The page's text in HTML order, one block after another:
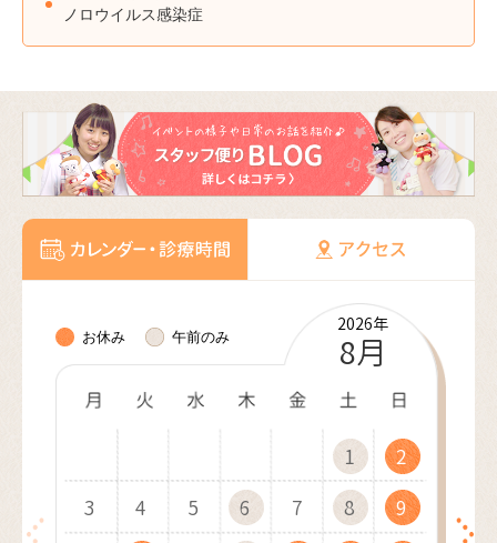
ノロウイルス感染症
お休み 午前のみ
2026年
8月
1
2
3
4 5 6 7 8
9
2026年
9月
5
6
7
8 9 10 11 12
13
2026年
10月
3
4
5
6 7 8 9 10
11
2026年
11月
1
2
3 4 5 6 7
8
2026年
12月
5
6
7
8 9 10 11 12
13
2027年
1月
2
3
4
5 6 7 8 9
10
2027年
2月
6
7
8
9 10 11 12 13
14
2027年
3月
6
7
8
9 10 11 12 13
14
2027年
4月
3
4
5
6 7 8 9 10
11
2027年
5月
1
2
3
4 5 6 7 8
9
2027年
6月
5
6
7
8 9 10 11 12
13
2027年
7月
3
4
5
6 7 8 9 10
11